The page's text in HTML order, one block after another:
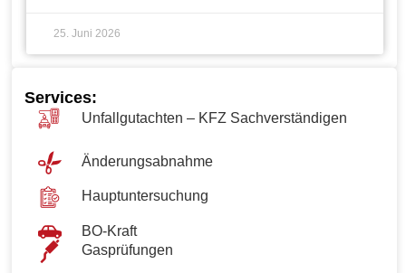
25. Juni 2026
Services:
Unfallgutachten – KFZ Sachverständigen
Änderungsabnahme
Hauptuntersuchung
BO-Kraft
Gasprüfungen